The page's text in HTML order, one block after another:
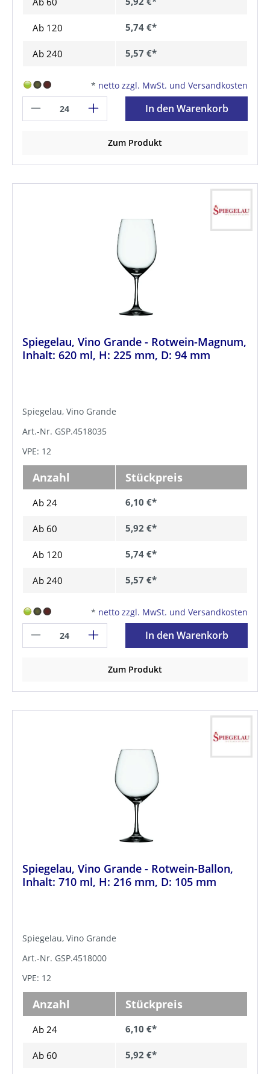
Ab 120 5,74 €*
Ab 240 5,57 €*
* netto zzgl. MwSt. und Versandkosten
In den Warenkorb
Zum Produkt
Spiegelau, Vino Grande - Rotwein-Magnum,
Inhalt: 620 ml, H: 225 mm, D: 94 mm
Spiegelau, Vino Grande
Art.-Nr. GSP.4518035
VPE: 12
Anzahl Stückpreis
Ab 24 6,10 €*
Ab 60 5,92 €*
Ab 120 5,74 €*
Ab 240 5,57 €*
* netto zzgl. MwSt. und Versandkosten
In den Warenkorb
Zum Produkt
Spiegelau, Vino Grande - Rotwein-Ballon,
Inhalt: 710 ml, H: 216 mm, D: 105 mm
Spiegelau, Vino Grande
Art.-Nr. GSP.4518000
VPE: 12
Anzahl Stückpreis
Ab 24 6,10 €*
Ab 60 5,92 €*